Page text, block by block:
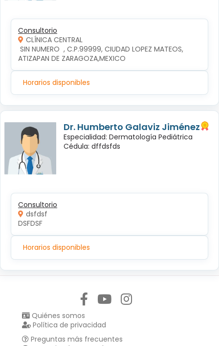
Consultorio
CLÍNICA CENTRAL
ATIZAPAN DE ZARAGOZA,MEXICO
Horarios disponibles
Dr. Humberto Galaviz Jiménez
Especialidad: Dermatología Pediátrica
Cédula: dffdsfds
Consultorio
dsfdsf
DSFDSF
Horarios disponibles
Quiénes somos
Política de privacidad
Preguntas más frecuentes